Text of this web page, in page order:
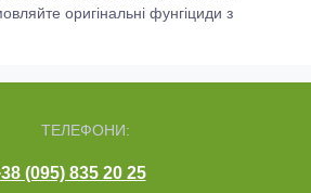
оригінальні фунгіциди з
ТЕЛЕФОНИ:
(095) 835 20 25